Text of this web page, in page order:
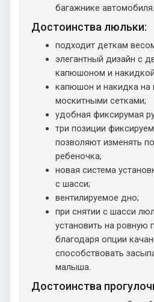
багажнике автомобиля.
Достоинства люльки:
подходит деткам
элегантный дизайн с
капюшоном и
капюшон и накидка на
москитными сетками;
удобная фиксирумая
три позиции
позволяют изменять
ребеночка;
новая система
с шасси;
вентилируемое дно;
при снятии с шасси
установить на ровную
благодаря опции
способствовать
малыша.
Достоинства